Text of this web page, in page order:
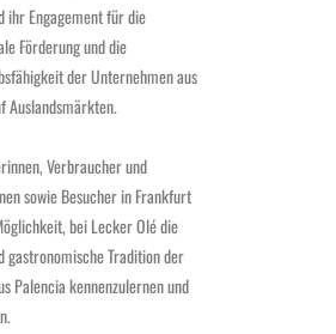
ihr Engagement für die
Förderung und die
der Unternehmen aus
Auslandsmärkten.
Verbraucher und
sowie Besucher in Frankfurt
bei Lecker Olé die
gastronomische Tradition der
Palencia kennenzulernen und